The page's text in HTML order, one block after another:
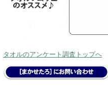
タオルのアンケート調査トップへ